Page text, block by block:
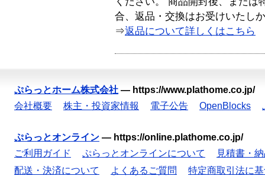
合、返品・交換はお受けいたし
⇒返品について詳しくはこちら
ぷらっとホーム株式会社 — https://www.plathome.co.jp/
会社概要
株主・投資家情報 電子公告 OpenBlocks
ぷらっとオンライン — https://online.plathome.co.jp/
ご利用ガイド
ぷらっとオンラインについて
見積書・
配送・決済について
よくあるご質問
特定商取引法に